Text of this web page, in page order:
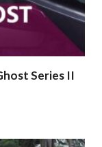
Series II